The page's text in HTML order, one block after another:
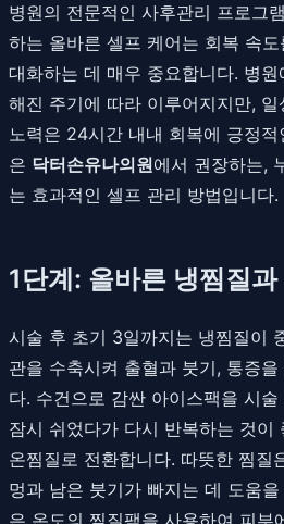
병원의 전문적인 사후관리 프로그
하는 올바른 셀프 케어는 회복 속
대화하는 데 매우 중요합니다. 병
해진 주기에 따라 이루어지지만,
노력은 24시간 내내 회복에 긍정
은 닥터손유나의원에서 권장하는,
는 효과적인 셀프 관리 방법입니다.
1단계: 올바른 냉찜질과
시술 후 초기 3일까지는 냉찜질이
관을 수축시켜 출혈과 붓기, 통증
다. 수건으로 감싼 아이스팩을 시
잠시 쉬었다가 다시 반복하는 것이
온찜질로 전환합니다. 따뜻한 찜질
멍과 남은 붓기가 빠지는 데 도움
은 온도의 찜질팩을 사용하여 피부